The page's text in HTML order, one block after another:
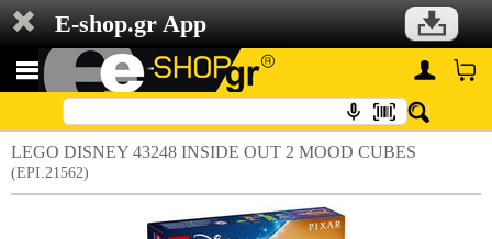
E-shop.gr App
LEGO DISNEY 43248 INSIDE OUT 2 MOOD CUBES
(EPI.21562)